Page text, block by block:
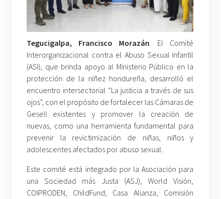
Tegucigalpa, Francisco Morazán. El Comité
Interorganizacional contra el Abuso Sexual Infantil
(ASI), que brinda apoyo al Ministerio Público en la
protección de la niñez hondureña, desarrolló el
encuentro intersectorial “La justicia a través de sus
ojos”, con el propósito de fortalecer las Cámaras de
Gesell existentes y promover la creación de
nuevas, como una herramienta fundamental para
prevenir la revictimización de niñas, niños y
adolescentes afectados por abuso sexual.
Este comité está integrado por la Asociación para
una Sociedad más Justa (ASJ), World Visión,
COIPRODEN, ChildFund, Casa Alianza, Comisión